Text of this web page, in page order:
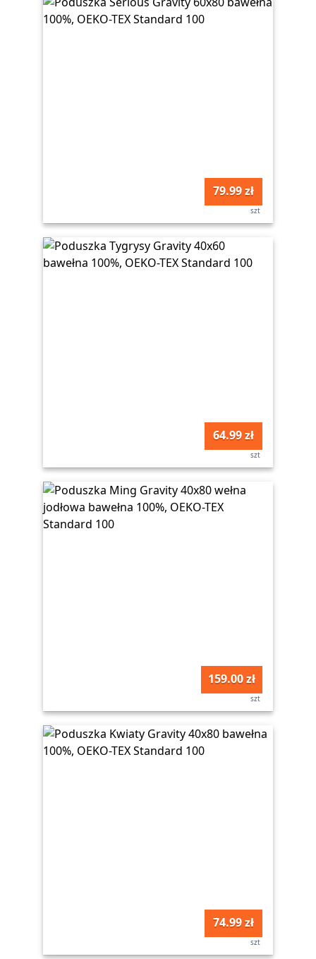
79.99 zł
szt
64.99 zł
szt
159.00 zł
szt
74.99 zł
szt